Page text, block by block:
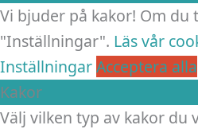
Vi bjuder på kakor! Om du
"Inställningar". Läs vår
InställningarAcceptera alla
Kakor
Välj vilken typ av kakor du